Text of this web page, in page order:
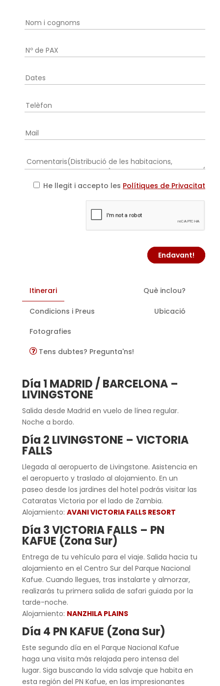
He llegit i accepto les Polítiques de Privacitat
Endavant!
Itinerari Què inclou?
Condicions i Preus Ubicació
Fotografies
Tens dubtes? Pregunta'ns!
Día 1 MADRID / BARCELONA –
LIVINGSTONE
Salida desde Madrid en vuelo de línea regular.
Noche a bordo.
Día 2 LIVINGSTONE – VICTORIA
FALLS
Llegada al aeropuerto de Livingstone. Asistencia en
el aeropuerto y traslado al alojamiento. En un
paseo desde los jardines del hotel podrás visitar las
Cataratas Victoria por el lado de Zambia.
Alojamiento: AVANI VICTORIA FALLS RESORT
Día 3 VICTORIA FALLS – PN
KAFUE (Zona Sur)
Entrega de tu vehículo para el viaje. Salida hacia tu
alojamiento en el Centro Sur del Parque Nacional
Kafue. Cuando llegues, tras instalarte y almorzar,
realizarás tu primera salida de safari guiada por la
tarde-noche.
Alojamiento: NANZHILA PLAINS
Día 4 PN KAFUE (Zona Sur)
Este segundo día en el Parque Nacional Kafue
haga una visita más relajada pero intensa del
lugar. Siga buscando la vida salvaje que habita en
esta región del PN Kafue, en las impresionantes